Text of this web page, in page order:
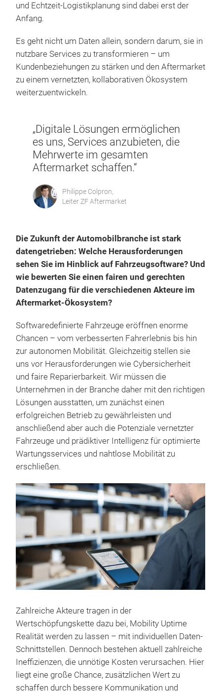
und Echtzeit-Logistikplanung sind dabei erst der
Anfang.
Es geht nicht um Daten allein, sondern darum, sie in
nutzbare Services zu transformieren – um
Kundenbeziehungen zu stärken und den Aftermarket
zu einem vernetzten, kollaborativen Ökosystem
weiterzuentwickeln.
„Digitale Lösungen ermöglichen
es uns, Services anzubieten, die
Mehrwerte im gesamten
Aftermarket schaffen.“
Philippe Colpron,
Leiter ZF Aftermarket
Die Zukunft der Automobilbranche ist stark
datengetrieben: Welche Herausforderungen
sehen Sie im Hinblick auf Fahrzeugsoftware? Und
wie bewerten Sie einen fairen und gerechten
Datenzugang für die verschiedenen Akteure im
Aftermarket-Ökosystem?
Softwaredefinierte Fahrzeuge eröffnen enorme
Chancen – vom verbesserten Fahrerlebnis bis hin
zur autonomen Mobilität. Gleichzeitig stellen sie
uns vor Herausforderungen wie Cybersicherheit
und faire Reparierbarkeit. Wir müssen die
Unternehmen in der Branche daher mit den richtigen
Lösungen ausstatten, um zunächst einen
erfolgreichen Betrieb zu gewährleisten und
anschließend aber auch die Potenziale vernetzter
Fahrzeuge und prädiktiver Intelligenz für optimierte
Wartungsservices und nahtlose Mobilität zu
erschließen.
Zahlreiche Akteure tragen in der
Wertschöpfungskette dazu bei, Mobility Uptime
Realität werden zu lassen – mit individuellen Daten-
Schnittstellen. Dennoch bestehen aktuell zahlreiche
Ineffizienzen, die unnötige Kosten verursachen. Hier
liegt eine große Chance, zusätzlichen Wert zu
schaffen durch bessere Kommunikation und